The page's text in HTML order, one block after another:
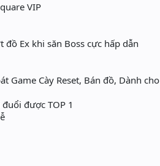
VIP
Ex khi săn Boss cực hấp dẫn
Game Cày Reset, Bán đồ, Dành cho
được TOP 1